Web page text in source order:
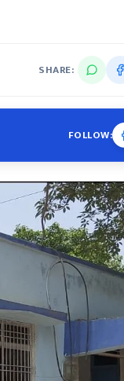
SHARE:
FOLLOW: